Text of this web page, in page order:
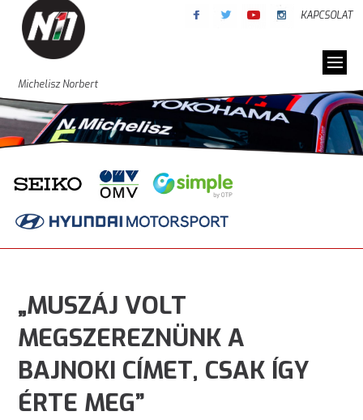
KAPCSOLAT
Michelisz Norbert
„MUSZÁJ VOLT
MEGSZEREZNÜNK A
BAJNOKI CÍMET, CSAK ÍGY
ÉRTE MEG”